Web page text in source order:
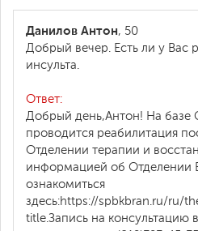
Данилов Антон, 50
Добрый вечер. Есть ли у Вас
инсульта.
Ответ:
Добрый день,Антон! На базе
проводится реабилитация
Отделении терапии и
информацией об Отделении
ознакомиться
здесь:https://spbkbran.ru/ru/
title.Запись на консультацию